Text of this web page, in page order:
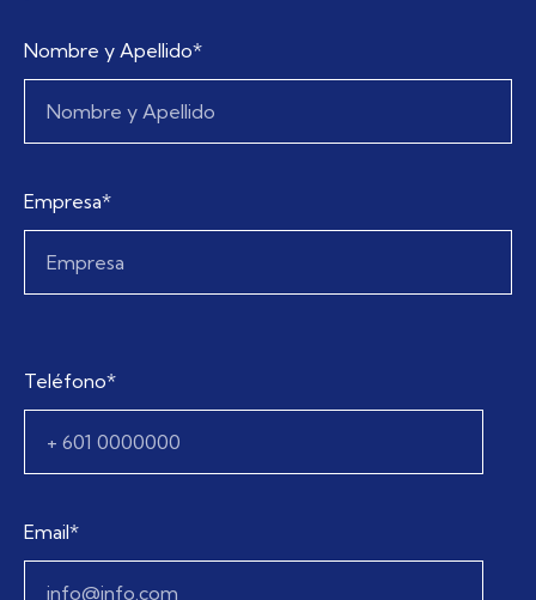
Nombre y Apellido*
Empresa*
Teléfono*
Email*